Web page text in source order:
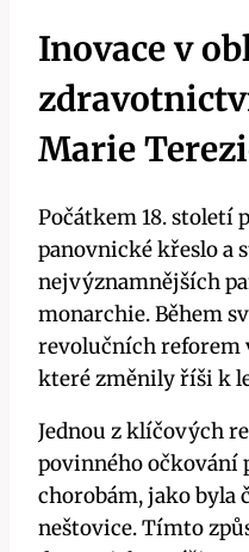
Inovace v
Marie
Počátkem 18. století
panovnické křeslo a
nejvýznamnějších
monarchie. Během
revolučních reforem
které změnily říši k
Jednou z klíčových
povinného očkování
chorobám, jako byla
neštovice. Tímto